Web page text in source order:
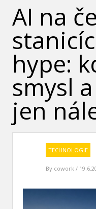
AI na
hype:
smysl
jen
TECHNOLOGIE
By cowork /